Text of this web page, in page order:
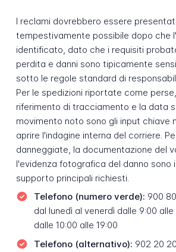
I reclami dovrebbero essere
tempestivamente possibile dopo che
identificato, dato che i requisiti
perdita e danni sono tipicamente
sotto le regole standard di
Per le spedizioni riportate come
riferimento di tracciamento e la data
movimento noto sono gli input chiave
aprire l'indagine interna del corriere.
danneggiate, la documentazione del
l'evidenza fotografica del danno sono
supporto principali richiesti.
Telefono (numero verde): 900
dal lunedì al venerdì dalle 9:00
dalle 10:00 alle 19:00
Telefono (alternativo): 902 20